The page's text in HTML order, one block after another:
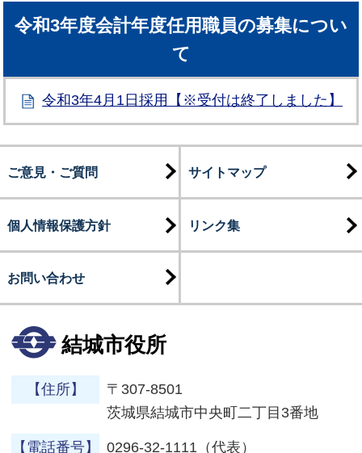
令和3年度会計年度任用職員の募集につい
て
令和3年4月1日採用【※受付は終了しました】
ご意見・ご質問 サイトマップ
個人情報保護方針 リンク集
お問い合わせ
結城市役所
【住所】
〒307-8501
茨城県結城市中央町二丁目3番地
【電話番号】 0296-32-1111（代表）